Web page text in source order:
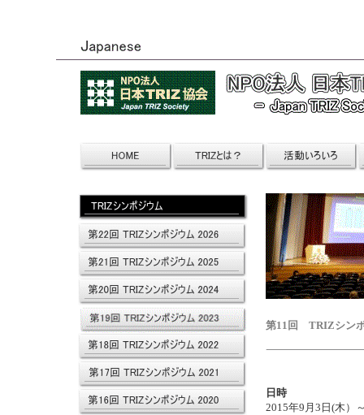
日時
2015年9月3日(木）
第11回 TRIZシン